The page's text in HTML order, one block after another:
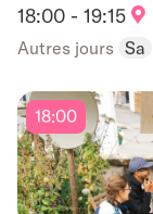
18:00 - 19:15
Autres jours Sa
18:00